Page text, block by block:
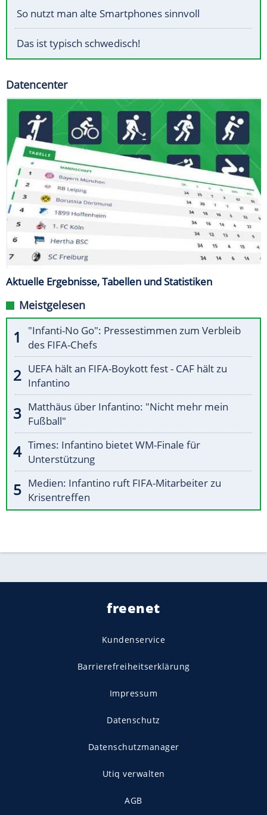
So nutzt man alte Smartphones sinnvoll
Das ist typisch schwedisch!
Datencenter
Aktuelle Ergebnisse, Tabellen und Statistiken
Meistgelesen
"Infanti-No Go": Pressestimmen zum Verbleib
des FIFA-Chefs
UEFA hält an FIFA-Boykott fest - CAF hält zu
Infantino
Matthäus über Infantino: "Nicht mehr mein
Fußball"
Times: Infantino bietet WM-Finale für
Unterstützung
Medien: Infantino ruft FIFA-Mitarbeiter zu
Krisentreffen
freenet
Kundenservice
Barrierefreiheitserklärung
Impressum
Datenschutz
Datenschutzmanager
Utiq verwalten
AGB